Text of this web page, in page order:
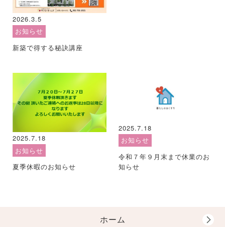
2026.3.5
お知らせ
新築で得する秘訣講座
2025.7.18
お知らせ
夏季休暇のお知らせ
2025.7.18
お知らせ
令和７年９月末まで休業のお
知らせ
ホーム